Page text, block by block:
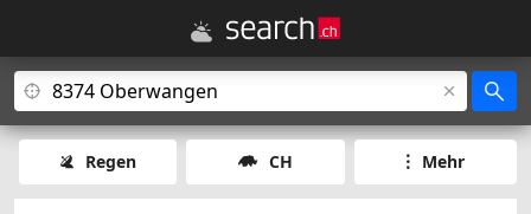
Regen CH Mehr